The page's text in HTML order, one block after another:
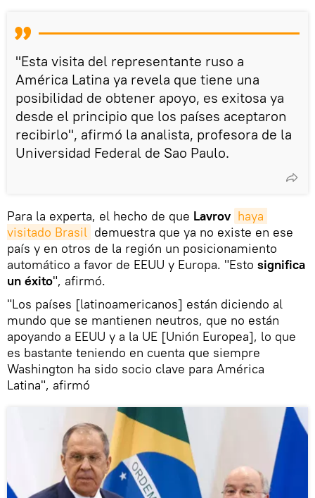
"Esta visita del representante ruso a
América Latina ya revela que tiene una
posibilidad de obtener apoyo, es exitosa ya
desde el principio que los países aceptaron
recibirlo", afirmó la analista, profesora de la
Universidad Federal de Sao Paulo.
Para la experta, el hecho de que Lavrov haya
visitado Brasil demuestra que ya no existe en ese
país y en otros de la región un posicionamiento
automático a favor de EEUU y Europa. "Esto significa
un éxito", afirmó.
"Los países [latinoamericanos] están diciendo al
mundo que se mantienen neutros, que no están
apoyando a EEUU y a la UE [Unión Europea], lo que
es bastante teniendo en cuenta que siempre
Washington ha sido socio clave para América
Latina", afirmó